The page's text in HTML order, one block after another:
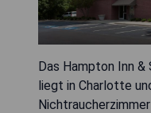
Das Hampton Inn
liegt in Charlotte